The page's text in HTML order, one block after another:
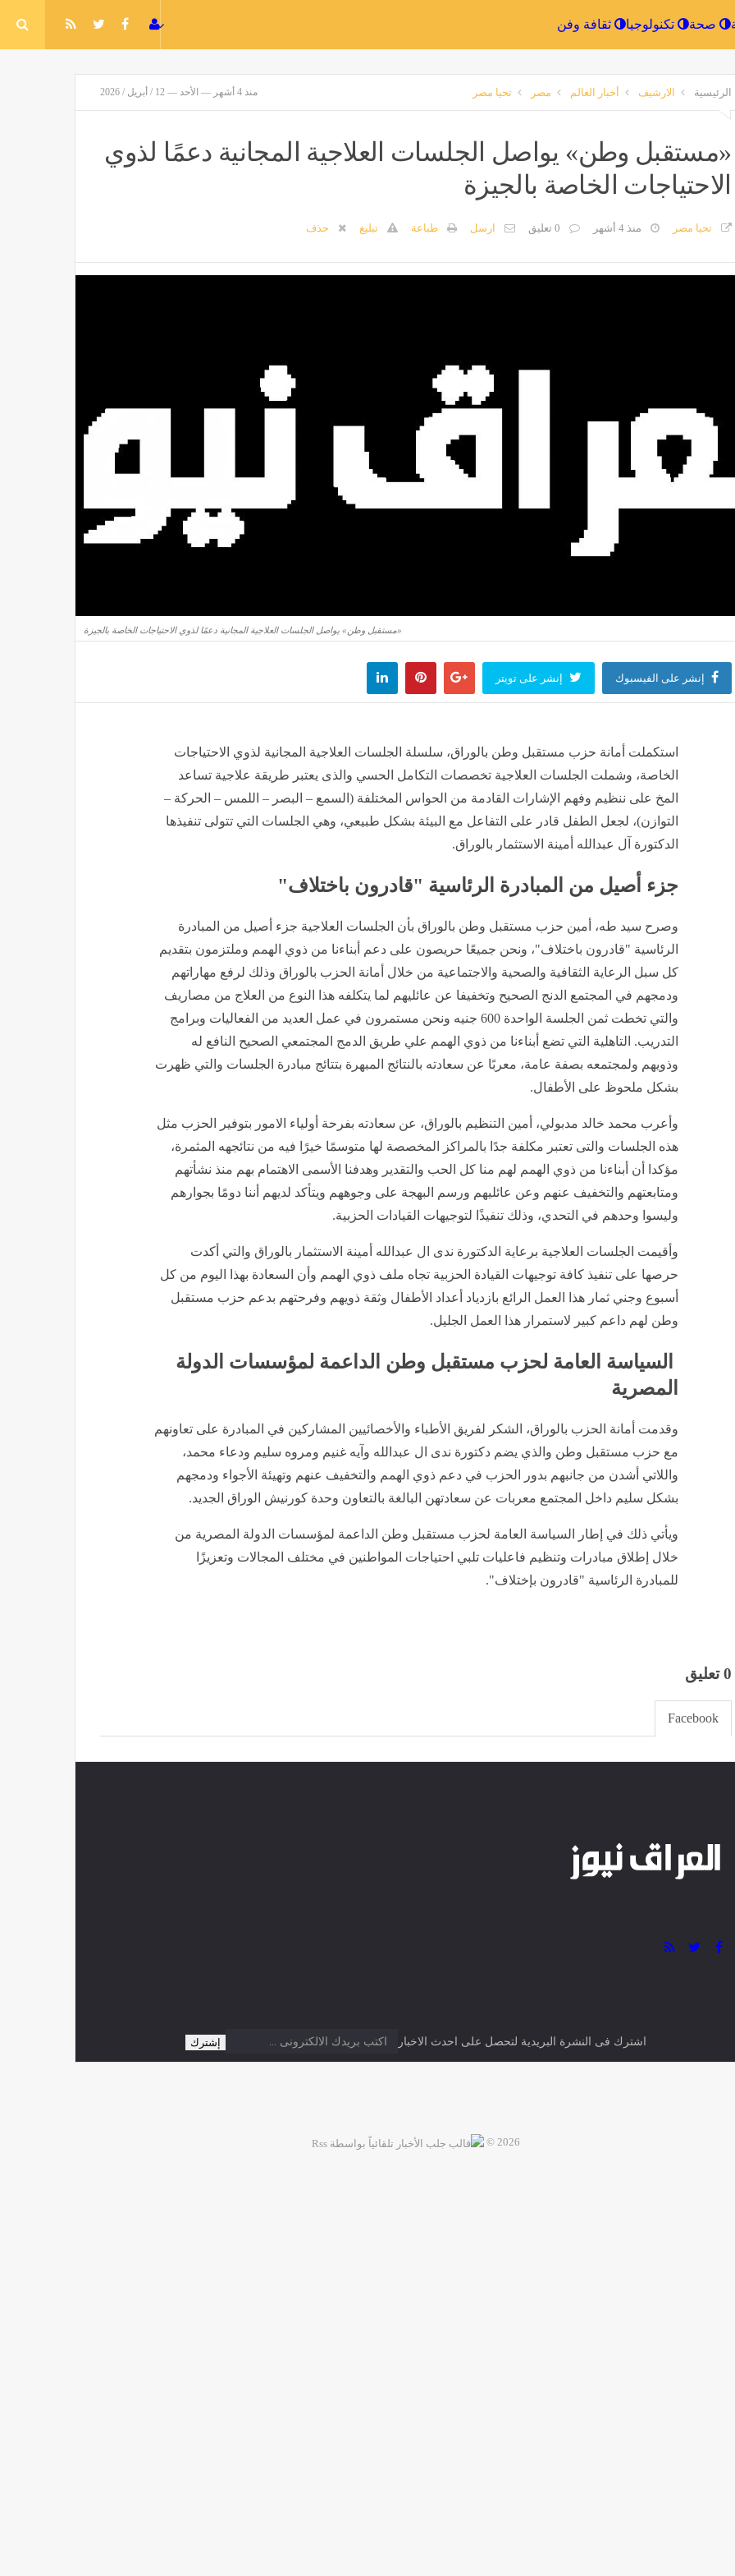
الرياضة صحة تكنولوجيا
الرئيسية الارشيف أخبار العالم مصر تحيا مصر منذ 4 أشهر — الأحد — 12 / أبريل / 2026
«مستقبل وطن» يواصل الجلسات العلاجية المجانية دعمًا لذوي
الاحتياجات الخاصة بالجيزة
تحيا مصر منذ 4 أشهر 0 تعليق ارسل طباعة تبليغ حذف
«مستقبل وطن» يواصل الجلسات العلاجية المجانية دعمًا لذوي الاحتياجات الخاصة بالجيزة
إنشر على الفيسبوك إنشر على تويتر
استكملت أمانة حزب مستقبل وطن بالوراق، سلسلة الجلسات العلاجية المجانية لذوي الاحتياجات
الخاصة، وشملت الجلسات العلاجية تخصصات التكامل الحسي والذى يعتبر طريقة علاجية تساعد
المخ على ننظيم وفهم الإشارات القادمة من الحواس المختلفة (السمع – البصر – اللمس – الحركة –
التوازن)، لجعل الطفل قادر على التفاعل مع البيئة بشكل طبيعي، وهي الجلسات التي تتولى تنفيذها
الدكتورة آل عبدالله أمينة الاستثمار بالوراق.
جزء أصيل من المبادرة الرئاسية "قادرون باختلاف"
وصرح سيد طه، أمين حزب مستقبل وطن بالوراق بأن الجلسات العلاجية جزء أصيل من المبادرة
الرئاسية "قادرون باختلاف"، ونحن جميعًا حريصون على دعم أبناءنا من ذوي الهمم وملتزمون بتقديم
كل سبل الرعاية الثقافية والصحية والاجتماعية من خلال أمانة الحزب بالوراق وذلك لرفع مهاراتهم
ودمجهم في المجتمع الدنج الصحيح وتخفيفا عن عائليهم لما يتكلفه هذا النوع من العلاج من مصاريف
والتي تخطت ثمن الجلسة الواحدة 600 جنيه ونحن مستمرون في عمل العديد من الفعاليات وبرامج
التدريب. التاهلية التي تضع أبناءنا من ذوي الهمم علي طريق الدمج المجتمعي الصحيح النافع له
وذويهم ولمجتمعه بصفة عامة، معربًا عن سعادته بالنتائج المبهرة بتتائج مبادرة الجلسات والتي ظهرت
بشكل ملحوظ على الأطفال.
وأعرب محمد خالد مدبولي، أمين التنظيم بالوراق، عن سعادته بفرحة أولياء الامور بتوفير الحزب مثل
هذه الجلسات والتى تعتبر مكلفة جدًا بالمراكز المخصصة لها متوسمًا خيرًا فيه من نتائجهه المثمرة،
مؤكدا أن أبناءنا من ذوي الهمم لهم منا كل الحب والتقدير وهدفنا الأسمى الاهتمام بهم منذ نشأتهم
ومتابعتهم والتخفيف عنهم وعن عائليهم ورسم البهجة على وجوههم ويتأكد لديهم أننا دومًا بجوارهم
وليسوا وحدهم في التحدي، وذلك تنفيذًا لتوجيهات القيادات الحزبية.
وأقيمت الجلسات العلاجية برعاية الدكتورة ندى ال عبدالله أمينة الاستثمار بالوراق والتي أكدت
حرصها على تنفيذ كافة توجيهات القيادة الحزبية تجاه ملف ذوي الهمم وأن السعادة بهذا اليوم من كل
أسبوع وجني ثمار هذا العمل الرائع بازدياد أعداد الأطفال وثقة ذويهم وفرحتهم بدعم حزب مستقبل
وطن لهم داعم كبير لاستمرار هذا العمل الجليل.
السياسة العامة لحزب مستقبل وطن الداعمة لمؤسسات الدولة
المصرية
وقدمت أمانة الحزب بالوراق، الشكر لفريق الأطباء والأخصائيين المشاركين في المبادرة على تعاونهم
مع حزب مستقبل وطن والذي يضم دكتورة ندى ال عبدالله وآيه غنيم ومروه سليم ودعاء محمد،
واللاتي أشدن من جانبهم بدور الحزب في دعم ذوي الهمم والتخفيف عنهم وتهيئة الأجواء ودمجهم
بشكل سليم داخل المجتمع معربات عن سعادتهن البالغة بالتعاون وحدة كورنيش الوراق الجديد.
ويأتي ذلك في إطار السياسة العامة لحزب مستقبل وطن الداعمة لمؤسسات الدولة المصرية من
خلال إطلاق مبادرات وتنظيم فاعليات تلبي احتياجات المواطنين في مختلف المجالات وتعزيزًا
للمبادرة الرئاسية "قادرون بإختلاف".
0 تعليق
Facebook
اشترك فى النشرة البريدية لتحصل على احدث الاخبار
2026 ©